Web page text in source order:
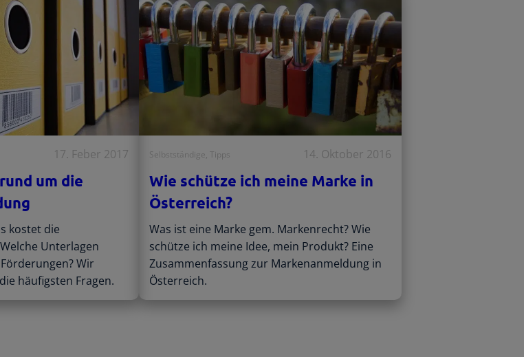
17. Feber 2017
um die
kostet die
Unterlagen
Wir
häufigsten Fragen.
Selbstständige, Tipps 14. Oktober 2016
Wie schütze ich meine Marke in
Österreich?
Was ist eine Marke gem. Markenrecht? Wie
schütze ich meine Idee, mein Produkt? Eine
Zusammenfassung zur Markenanmeldung in
Österreich.